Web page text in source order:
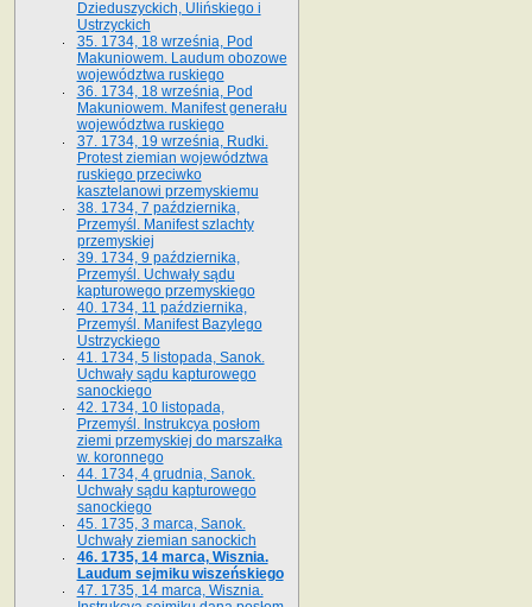
Dzieduszyckich, Ulińskiego i
Ustrzyckich
35. 1734, 18 września, Pod
Makuniowem. Laudum obozowe
województwa ruskiego
36. 1734, 18 września, Pod
Makuniowem. Manifest generału
województwa ruskiego
37. 1734, 19 września, Rudki.
Protest ziemian województwa
ruskiego przeciwko
kasztelanowi przemyskiemu
38. 1734, 7 października,
Przemyśl. Manifest szlachty
przemyskiej
39. 1734, 9 października,
Przemyśl. Uchwały sądu
kapturowego przemyskiego
40. 1734, 11 października,
Przemyśl. Manifest Bazylego
Ustrzyckiego
41. 1734, 5 listopada, Sanok.
Uchwały sądu kapturowego
sanockiego
42. 1734, 10 listopada,
Przemyśl. Instrukcya posłom
ziemi przemyskiej do marszałka
w. koronnego
44. 1734, 4 grudnia, Sanok.
Uchwały sądu kapturowego
sanockiego
45. 1735, 3 marca, Sanok.
Uchwały ziemian sanockich
46. 1735, 14 marca, Wisznia.
Laudum sejmiku wiszeńskiego
47. 1735, 14 marca, Wisznia.